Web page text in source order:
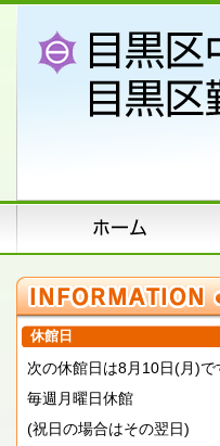
休館日
次の休館日は8月10日(月)で
毎週月曜日休館
(祝日の場合はその翌日)